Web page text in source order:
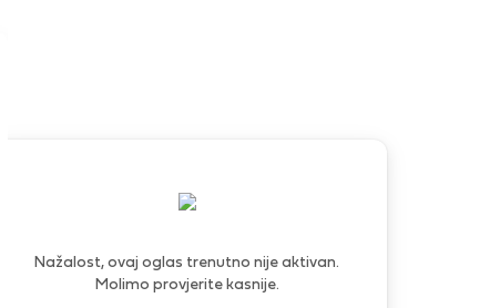
Nažalost, ovaj oglas trenutno nije aktivan.
Molimo provjerite kasnije.